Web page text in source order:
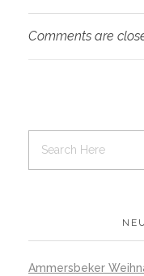
Comments are
Ammersbeker